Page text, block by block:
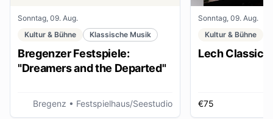
Sonntag, 09. Aug.
Kultur & Bühne
Klassische Musik
Bregenzer Festspiele:
"Dreamers and the Departed"
Bregenz • Festspielhaus/Seestudio
Sonntag, 09. Aug.
Kultur & Bühne
Lech Classic
€75